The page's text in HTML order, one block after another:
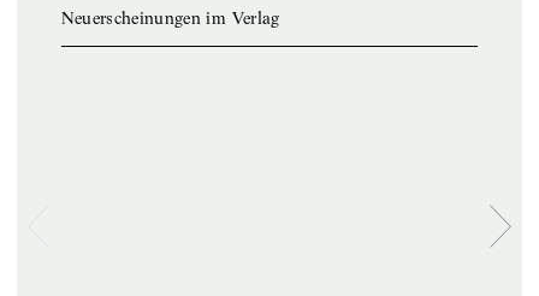
Neuerscheinungen im Verlag